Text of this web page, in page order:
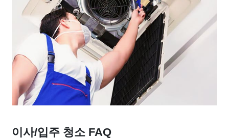
이사/입주 청소 FAQ